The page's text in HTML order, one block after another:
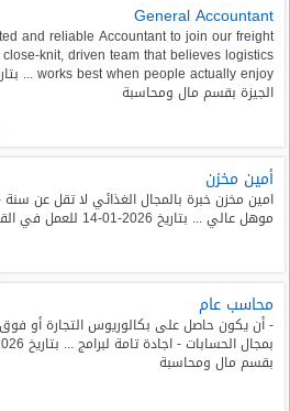
General Accountant
and reliable Accountant to join our freight
knit, driven team that believes logistics
الجيزة بقسم مال ومحاسبة
أمين مخزن
امين مخزن خبرة بالمجال الغذائي لا تقل عن
موهل عالي ... بتاريخ 2026-01-14 للعمل في القاهرة بقسم مال ومحاسبة
محاسب عام
بقسم مال ومحاسبة